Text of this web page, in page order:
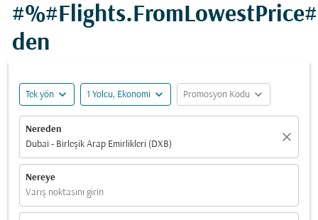
den
Tek yön expand_more 1 Yolcu, Ekonomi expand_more Promosyon Kodu expand_more
Nereden
Dubai - Birleşik Arap Emirlikleri (DXB)
close
Nereye
Varış noktasını girin